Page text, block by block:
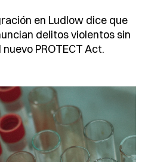
en Ludlow dice que
delitos violentos sin
PROTECT Act.